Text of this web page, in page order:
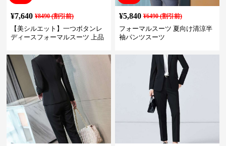
¥7,640 ¥8490(割引前)
【美シルエット】一つボタンレ
ディースフォーマルスーツ 上品
ネス・式典・会食にも＜大きい
サイズ有＞
¥5,840 ¥6490(割引前)
フォーマルスーツ 夏向け清涼半
袖パンツスーツ